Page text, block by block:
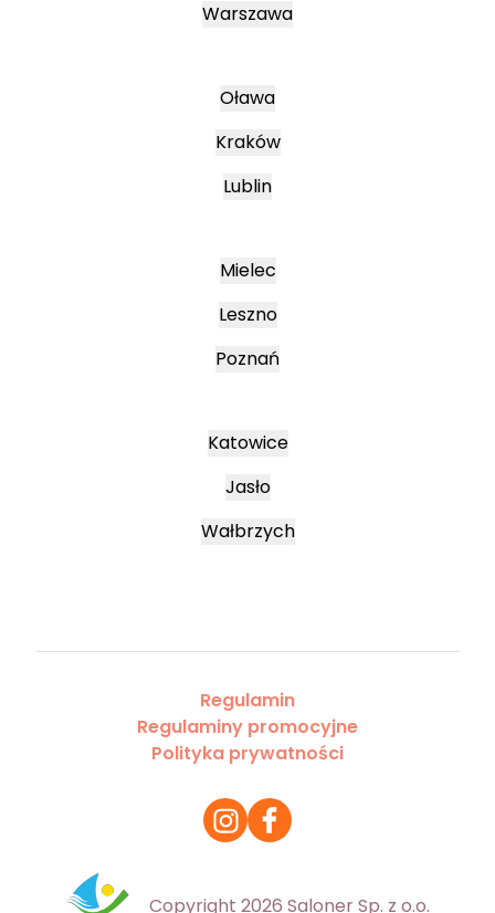
Warszawa
Oława
Kraków
Lublin
Mielec
Leszno
Poznań
Katowice
Jasło
Wałbrzych
Regulamin
Regulaminy promocyjne
Polityka prywatności
Copyright 2026 Saloner Sp. z o.o.